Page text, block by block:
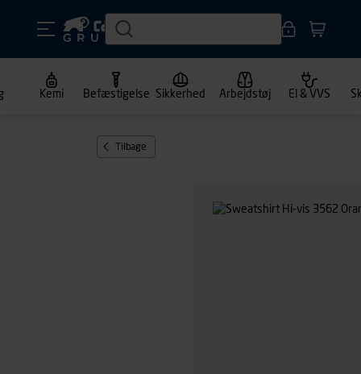
Kemi Befæstigelse Sikkerhed Arbejdstøj El & VVS
Tilbage